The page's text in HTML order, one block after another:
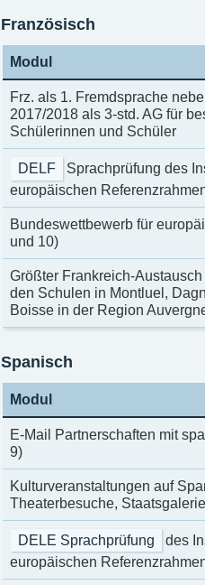
Französisch
Modul
Frz. als 1. Fremdsprache
2017/2018 als 3-std. AG für
Schülerinnen und Schüler
DELF
Sprachprüfung des
europäischen
Bundeswettbewerb für
und 10)
Größter Frankreich-
den Schulen in Montluel,
Boisse in der Region
Spanisch
Modul
E-Mail Partnerschaften mit
9)
Kulturveranstaltungen auf
Theaterbesuche,
DELE Sprachprüfung
des
europäischen